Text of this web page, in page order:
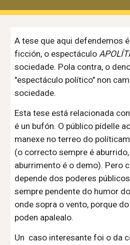
A tese que aqui defendemos
ficción, o espectáculo
sociedade. Pola contra, o
"espectáculo político" non
sociedade.
Esta tese está relacionada
é un bufón. O público pídelle
manexe no terreo do
(o correcto sempre é
aburrimento é o demo). Pero
depende dos poderes
sempre pendente do humor
onde sopra o vento, porque
poden apalealo.
Un caso interesante foi o da